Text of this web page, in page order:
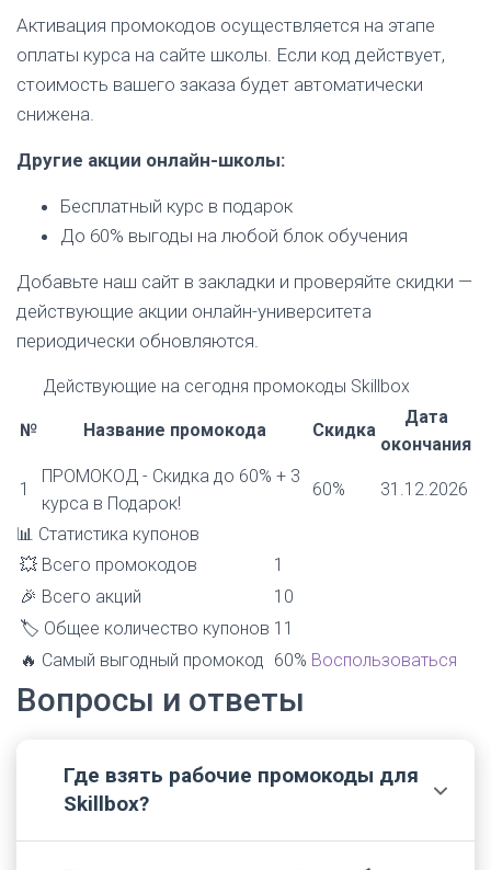
Активация промокодов осуществляется на этапе
оплаты курса на сайте школы. Если код действует,
стоимость вашего заказа будет автоматически
снижена.
Другие акции онлайн-школы:
Бесплатный курс в подарок
До 60% выгоды на любой блок обучения
Добавьте наш сайт в закладки и проверяйте скидки —
действующие акции онлайн-университета
периодически обновляются.
Действующие на сегодня промокоды Skillbox
№ Название промокода Скидка
Дата
окончания
1
ПРОМОКОД - Скидка до 60% + 3
курса в Подарок!
60% 31.12.2026
📊 Статистика купонов
💥 Всего промокодов
1
🎉 Всего акций
10
🏷️ Общее количество купонов 11
🔥 Самый выгодный промокод 60% Воспользоваться
Вопросы и ответы
Где взять рабочие промокоды для
Skillbox?